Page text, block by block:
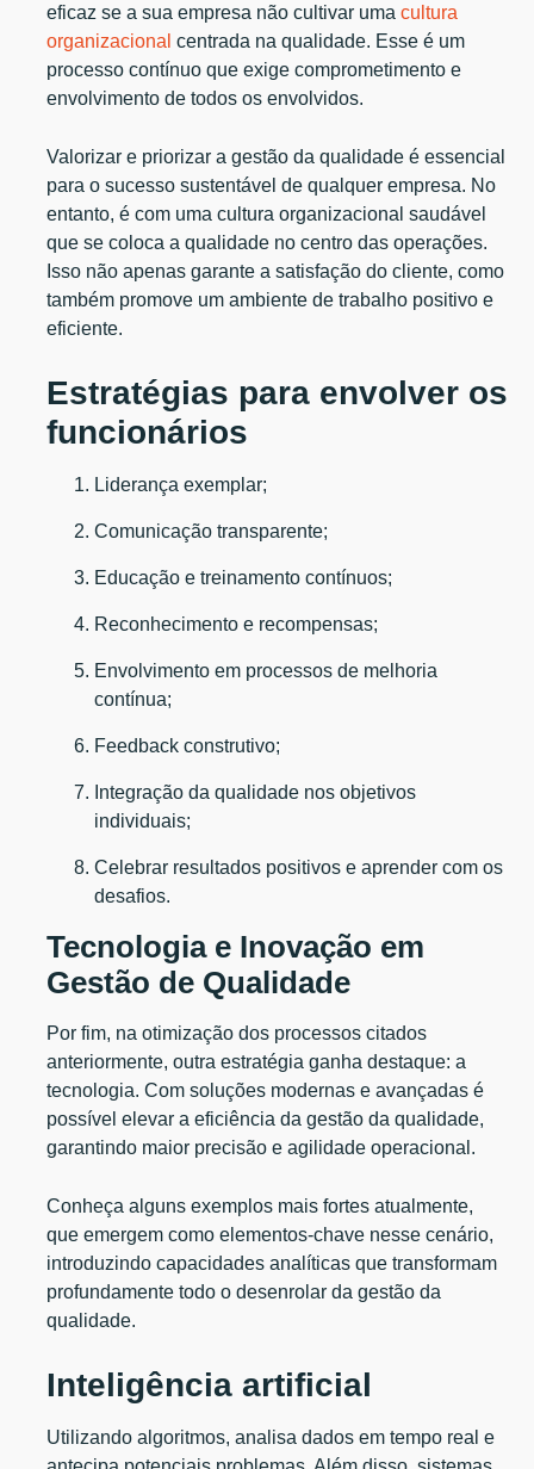
eficaz se a sua empresa não cultivar umacultura
organizacional centrada na qualidade. Esse é um
processo contínuo que exige comprometimento e
envolvimento de todos os envolvidos.
Valorizar e priorizar a gestão da qualidade é essencial
para o sucesso sustentável de qualquer empresa. No
entanto, é com uma cultura organizacional saudável
que se coloca a qualidade no centro das operações.
Isso não apenas garante a satisfação do cliente, como
também promove um ambiente de trabalho positivo e
eficiente.
Estratégias para envolver os
funcionários
Liderança exemplar;
Comunicação transparente;
Educação e treinamento contínuos;
Reconhecimento e recompensas;
Envolvimento em processos de melhoria
contínua;
Feedback construtivo;
Integração da qualidade nos objetivos
individuais;
Celebrar resultados positivos e aprender com os
desafios.
Tecnologia e Inovação em
Gestão de Qualidade
Por fim, na otimização dos processos citados
anteriormente, outra estratégia ganha destaque: a
tecnologia. Com soluções modernas e avançadas é
possível elevar a eficiência da gestão da qualidade,
garantindo maior precisão e agilidade operacional.
Conheça alguns exemplos mais fortes atualmente,
que emergem como elementos-chave nesse cenário,
introduzindo capacidades analíticas que transformam
profundamente todo o desenrolar da gestão da
qualidade.
Inteligência artificial
Utilizando algoritmos, analisa dados em tempo real e